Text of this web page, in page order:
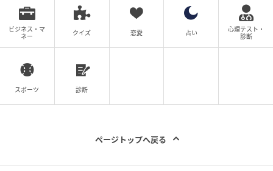
writer：内山 友里
コスメ・ヘアスタイルといった美容トレンド情報を得
意とし、FTNで執筆中。官公庁の心理職として勤務し
た経験を持ち、現在は読者の悩みやニーズに寄り添う
記事スタイルで、トレンド記事を制作する。
ビジネス・マ
ネー
クイズ 恋愛 占い
心理テスト・
診断
スポーツ 診断
ページトップへ戻る